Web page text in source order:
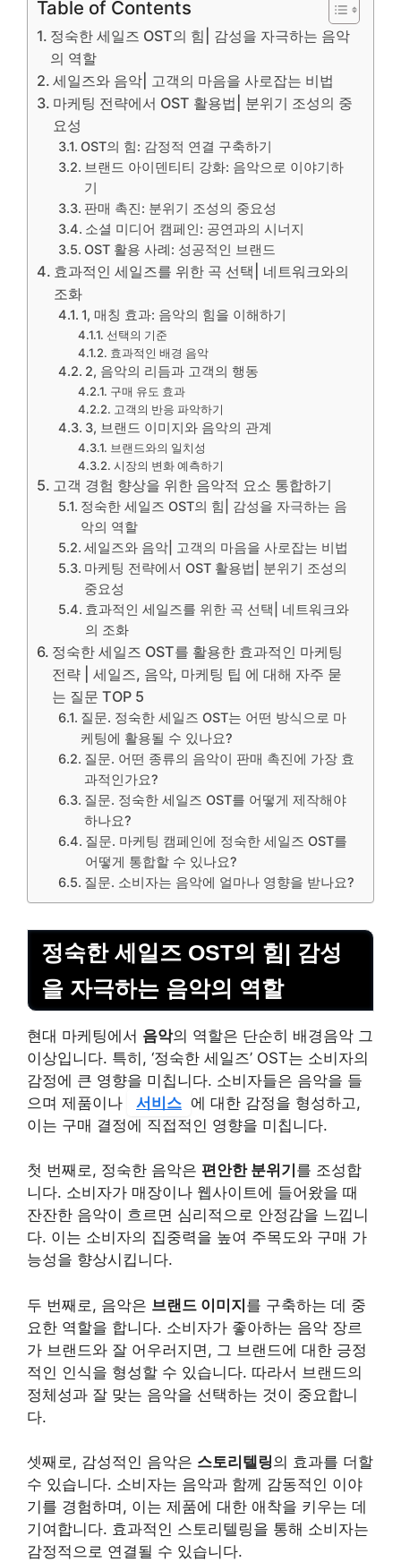
Table of Contents
정숙한 세일즈 OST의 힘| 감성을 자극하는 음악
의 역할
세일즈와 음악| 고객의 마음을 사로잡는 비법
마케팅 전략에서 OST 활용법| 분위기 조성의 중
요성
OST의 힘: 감정적 연결 구축하기
브랜드 아이덴티티 강화: 음악으로 이야기하
기
판매 촉진: 분위기 조성의 중요성
소셜 미디어 캠페인: 공연과의 시너지
OST 활용 사례: 성공적인 브랜드
효과적인 세일즈를 위한 곡 선택| 네트워크와의
조화
1, 매칭 효과: 음악의 힘을 이해하기
선택의 기준
효과적인 배경 음악
2, 음악의 리듬과 고객의 행동
구매 유도 효과
고객의 반응 파악하기
3, 브랜드 이미지와 음악의 관계
브랜드와의 일치성
시장의 변화 예측하기
고객 경험 향상을 위한 음악적 요소 통합하기
정숙한 세일즈 OST의 힘| 감성을 자극하는 음
악의 역할
세일즈와 음악| 고객의 마음을 사로잡는 비법
마케팅 전략에서 OST 활용법| 분위기 조성의
중요성
효과적인 세일즈를 위한 곡 선택| 네트워크와
의 조화
정숙한 세일즈 OST를 활용한 효과적인 마케팅
전략 | 세일즈, 음악, 마케팅 팁 에 대해 자주 묻
는 질문 TOP 5
질문. 정숙한 세일즈 OST는 어떤 방식으로 마
케팅에 활용될 수 있나요?
질문. 어떤 종류의 음악이 판매 촉진에 가장 효
과적인가요?
질문. 정숙한 세일즈 OST를 어떻게 제작해야
하나요?
질문. 마케팅 캠페인에 정숙한 세일즈 OST를
어떻게 통합할 수 있나요?
질문. 소비자는 음악에 얼마나 영향을 받나요?
정숙한 세일즈 OST의 힘| 감성
을 자극하는 음악의 역할
현대 마케팅에서 음악의 역할은 단순히 배경음악 그
이상입니다. 특히, ‘정숙한 세일즈’ OST는 소비자의
감정에 큰 영향을 미칩니다. 소비자들은 음악을 들
으며 제품이나
서비스 에 대한 감정을 형성하고,
이는 구매 결정에 직접적인 영향을 미칩니다.
첫 번째로, 정숙한 음악은 편안한 분위기 를 조성합
니다. 소비자가 매장이나 웹사이트에 들어왔을 때
잔잔한 음악이 흐르면 심리적으로 안정감을 느낍니
다. 이는 소비자의 집중력을 높여 주목도와 구매 가
능성을 향상시킵니다.
두 번째로, 음악은 브랜드 이미지를 구축하는 데 중
요한 역할을 합니다. 소비자가 좋아하는 음악 장르
가 브랜드와 잘 어우러지면, 그 브랜드에 대한 긍정
적인 인식을 형성할 수 있습니다. 따라서 브랜드의
정체성과 잘 맞는 음악을 선택하는 것이 중요합니
다.
셋째로, 감성적인 음악은 스토리텔링의 효과를 더할
수 있습니다. 소비자는 음악과 함께 감동적인 이야
기를 경험하며, 이는 제품에 대한 애착을 키우는 데
기여합니다. 효과적인 스토리텔링을 통해 소비자는
감정적으로 연결될 수 있습니다.